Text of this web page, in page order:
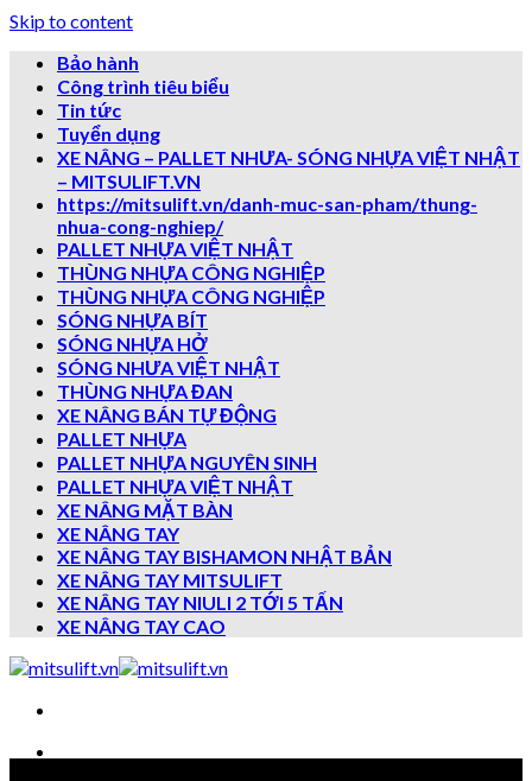
Skip to content
Bảo hành
Công trình tiêu biểu
Tin tức
Tuyển dụng
XE NÂNG – PALLET NHƯA- SÓNG NHỰA VIỆT NHẬT
– MITSULIFT.VN
https://mitsulift.vn/danh-muc-san-pham/thung-
nhua-cong-nghiep/
PALLET NHỰA VIỆT NHẬT
THÙNG NHỰA CÔNG NGHIỆP
THÙNG NHỰA CÔNG NGHIỆP
SÓNG NHỰA BÍT
SÓNG NHỰA HỞ
SÓNG NHƯA VIỆT NHẬT
THÙNG NHỰA ĐAN
XE NÂNG BÁN TỰ ĐỘNG
PALLET NHỰA
PALLET NHỰA NGUYÊN SINH
PALLET NHỰA VIỆT NHẬT
XE NÂNG MẶT BÀN
XE NÂNG TAY
XE NÂNG TAY BISHAMON NHẬT BẢN
XE NÂNG TAY MITSULIFT
XE NÂNG TAY NIULI 2 TỚI 5 TẤN
XE NÂNG TAY CAO